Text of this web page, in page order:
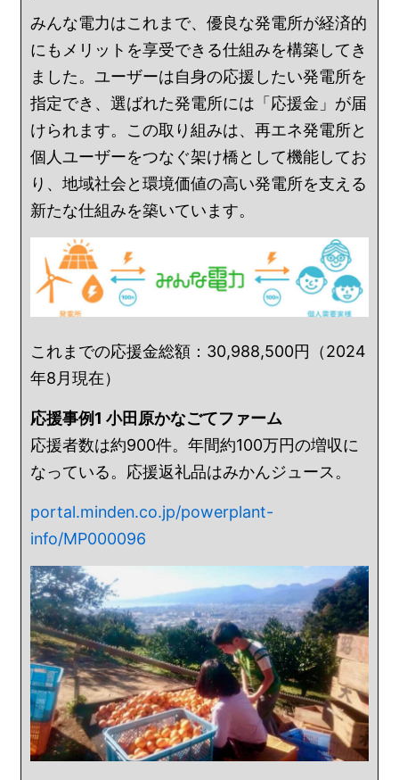
みんな電力はこれまで、優良な発電所が経済的
にもメリットを享受できる仕組みを構築してき
ました。ユーザーは自身の応援したい発電所を
指定でき、選ばれた発電所には「応援金」が届
けられます。この取り組みは、再エネ発電所と
個人ユーザーをつなぐ架け橋として機能してお
り、地域社会と環境価値の高い発電所を支える
新たな仕組みを築いています。
これまでの応援金総額：30,988,500円（2024
年8月現在）
応援事例1 小田原かなごてファーム
応援者数は約900件。年間約100万円の増収に
なっている。応援返礼品はみかんジュース。
portal.minden.co.jp/powerplant-
info/MP000096